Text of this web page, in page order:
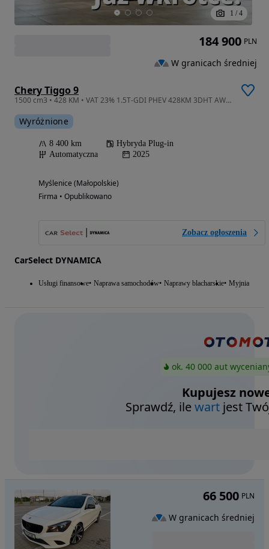
1 / 4
Chery Tiggo 9
1500 cm3 • 428 KM • VAT 23% 1.5T-GDI PHEV 428KM 3DHT AWD 2025/2026 r., salon PL, 7-mio os.
Wyróżnione
8 400 km
Hybryda Plug-in
Automatyczna
2025
Myślenice (Małopolskie)
Firma • Opublikowano
Zobacz ogłoszenia
CarSelect DYNAMICA
Usługi finansowe Naprawa samochodów Naprawy blacharskie Myjnia
184 900 PLN
W granicach średniej
ok. 40 000 aut
Kupujesz
Sprawdź, ilewart jest
66 500 PLN
W granicach średniej